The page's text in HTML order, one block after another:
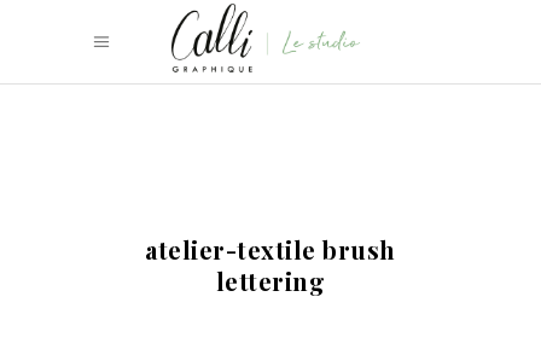
atelier-textile brush
lettering